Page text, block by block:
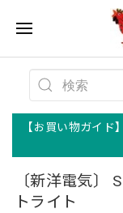
【お買い物ガイ
〔新洋電気
トライト